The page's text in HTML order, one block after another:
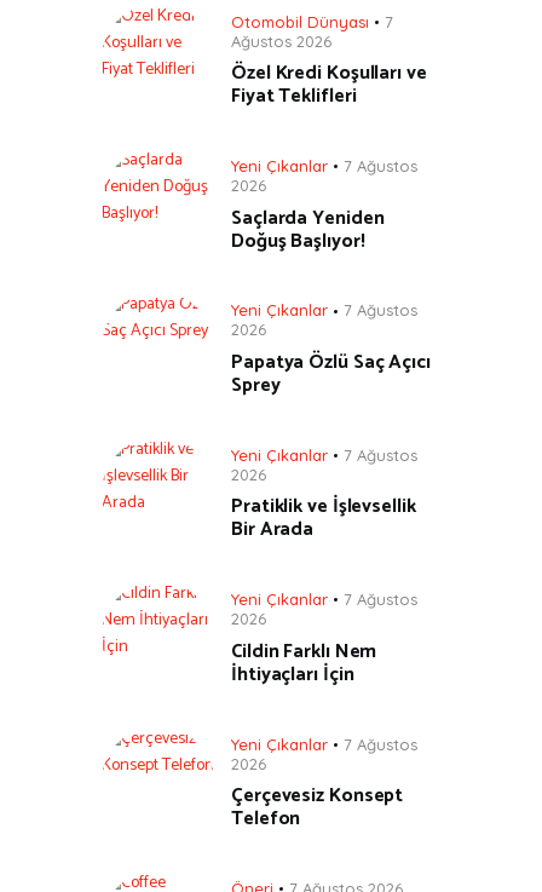
Otomobil Dünyası
7
Ağustos 2026
Özel Kredi Koşulları ve
Fiyat Teklifleri
Yeni Çıkanlar
7 Ağustos
2026
Saçlarda Yeniden
Doğuş Başlıyor!
Yeni Çıkanlar
7 Ağustos
2026
Papatya Özlü Saç Açıcı
Sprey
Yeni Çıkanlar
7 Ağustos
2026
Pratiklik ve İşlevsellik
Bir Arada
Yeni Çıkanlar
7 Ağustos
2026
Cildin Farklı Nem
İhtiyaçları İçin
Yeni Çıkanlar
7 Ağustos
2026
Çerçevesiz Konsept
Telefon